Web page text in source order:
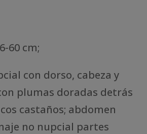
60 cm;
con dorso, cabeza y
plumas doradas detrás
castaños; abdomen
no nupcial partes